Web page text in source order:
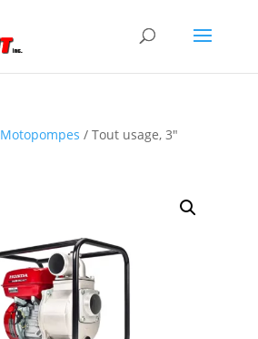
Motopompes / Tout usage, 3″